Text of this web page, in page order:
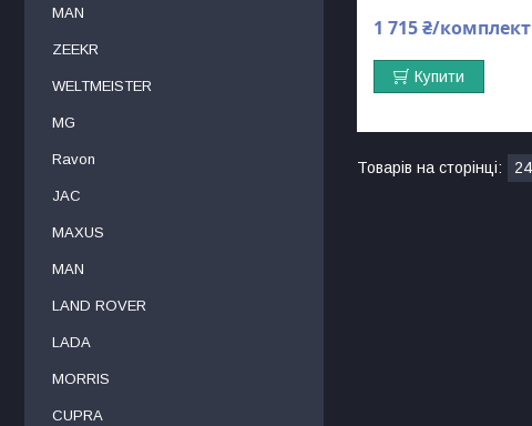
1 715 ₴/комплект
Купити
МAN
ZEEKR
WELTMEISTER
MG
Ravon
JAC
MAXUS
MAN
LAND ROVER
LADA
MORRIS
CUPRA